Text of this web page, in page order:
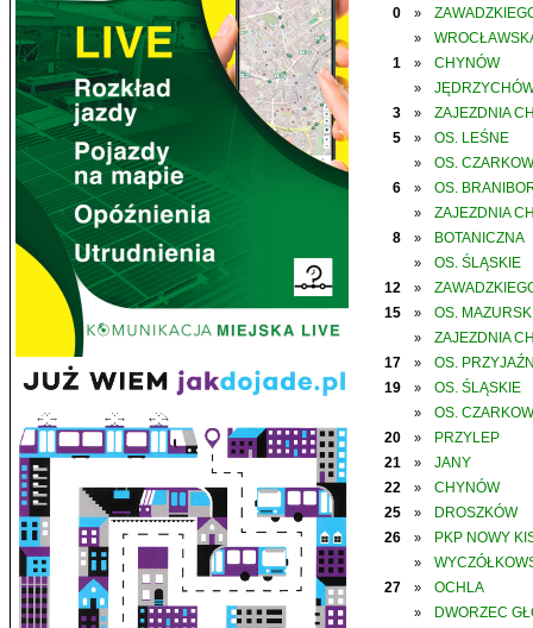
0 »
»
1
» CHYNÓW
»
3
»
ZAJEZDNIA
5
» OS. LEŚNE
»
OS.
6
» OS.
»
ZAJEZDNIA
8
» BOTANICZNA
»
OS. ŚLĄSKIE
12
»
15
» OS.
»
ZAJEZDNIA
17
»
OS.
19
» OS. ŚLĄSKIE
»
OS.
20
»
PRZYLEP
21
»
JANY
22
»
CHYNÓW
25
»
DROSZKÓW
26
» PKP NOWY
»
27
» OCHLA
»
DWORZEC